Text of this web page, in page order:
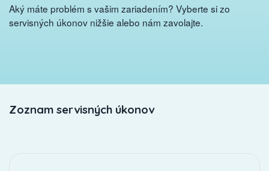
Aký máte problém s vašim zariadením? Vyberte si zo
servisných úkonov nižšie alebo nám zavolajte.
Zoznam servisných úkonov